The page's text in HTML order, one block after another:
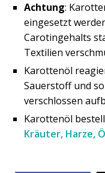
Achtung:
eingesetzt
Carotingehalts
Textilien
Karottenöl
Sauerstoff und
verschlossen
Karottenöl
Kräuter, Harze,